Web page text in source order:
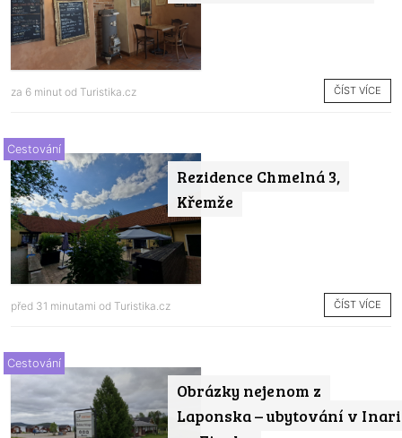
za 6 minut od Turistika.cz ČÍST VÍCE
Rezidence Chmelná 3,
Křemže
Cestování
před 31 minutami od Turistika.cz ČÍST VÍCE
Obrázky nejenom z
Laponska – ubytování v Inari
Cestování